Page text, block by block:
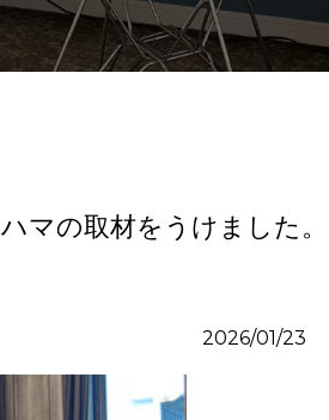
マの取材をうけました。
2026/01/23